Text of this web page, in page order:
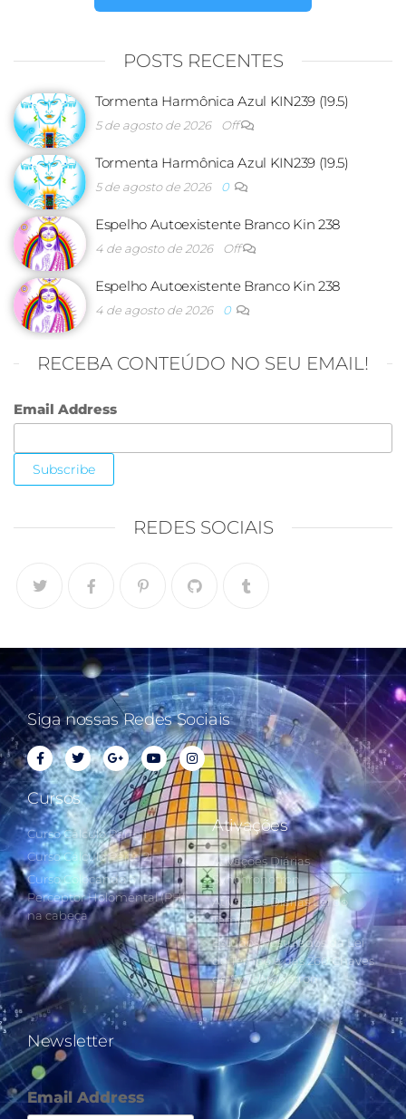
POSTS RECENTES
Tormenta Harmônica Azul KIN239 (19.5)
5 de agosto de 2026 Off
Tormenta Harmônica Azul KIN239 (19.5)
5 de agosto de 2026 0
Espelho Autoexistente Branco Kin 238
4 de agosto de 2026 Off
Espelho Autoexistente Branco Kin 238
4 de agosto de 2026 0
RECEBA CONTEÚDO NO SEU EMAIL!
Email Address
REDES SOCIAIS
Siga nossas Redes Sociais
Cursos
Curso Cálculo Parte 1
Curso Cálculo Parte 2
Curso Colocando o
Perceptor Holomental (PH)
na cabeça
Ativações
Ativações Diárias
Synchronotron
Ativações Diárias Lei do
Tempo
Estudos Postulados da Lei
do Tempo e das 260 Chaves
do Synchronotron
Newsletter
Email Address